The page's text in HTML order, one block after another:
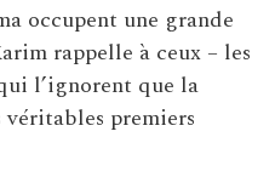
occupent une grande
rappelle à ceux – les
l’ignorent que la
premiers